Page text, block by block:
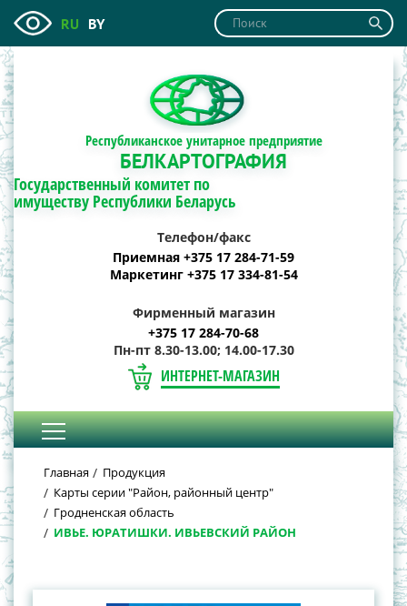
RU BY
Республиканское унитарное предприятие
БЕЛКАРТОГРАФИЯ
Государственный комитет по
имуществу Республики Беларусь
Телефон/факс
Приемная +375 17 284-71-59
Маркетинг +375 17 334-81-54
Фирменный магазин
+375 17 284-70-68
Пн-пт 8.30-13.00; 14.00-17.30
ИНТЕРНЕТ-МАГАЗИН
Главная
Продукция
Карты серии "Район, районный центр"
Гродненская область
ИВЬЕ. ЮРАТИШКИ. ИВЬЕВСКИЙ РАЙОН